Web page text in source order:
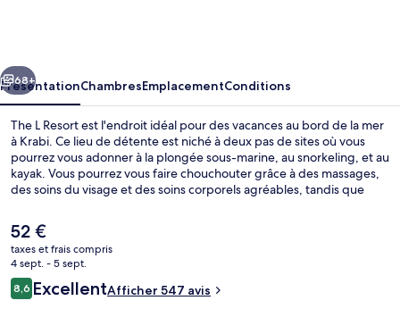
Suivant
68+
PrésentationChambresEmplacementConditions
The L Resort est l'endroit idéal pour des vacances au bord de la mer
à Krabi. Ce lieu de détente est niché à deux pas de sites où vous
pourrez vous adonner à la plongée sous-marine, au snorkeling, et au
kayak. Vous pourrez vous faire chouchouter grâce à des massages,
des soins du visage et des soins corporels agréables, tandis que
extérieure. Bénéficiant d'un emplacement privilégié en bord de
plage, l'hébergement Wannas Place sert des spécialités Cuisine thaï
et est ouvert pour le petit déjeuner, le déjeuner et le dîner. Ce
complexe touristique de style Art déco vous offre en outre un bar
en bord de piscine, une salle de fitness et une piscine pour enfants.
Les autres voyageurs adorent le personnel attentionné.
Le
prix
actuel
est
de
52 €
taxes et frais compris
4 sept. - 5 sept.
Avis
voyageurs
8,68,6 sur 10
ExcellentAfficher 547 avis